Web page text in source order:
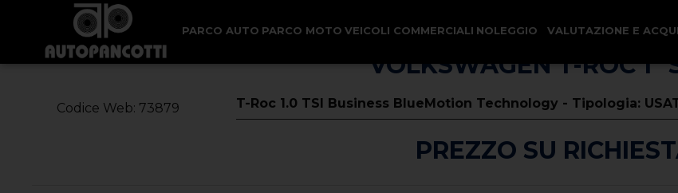
PARCO AUTO PARCO MOTO VEICOLI COMMERCIALI NOLEGGIO VALUTAZIONE E
< Torna Indietro
Codice Web: 73879
VOLKSWAGEN T-ROC 1ª
T-Roc 1.0 TSI Business BlueMotion Technology - Tipologia:
PREZZO SU